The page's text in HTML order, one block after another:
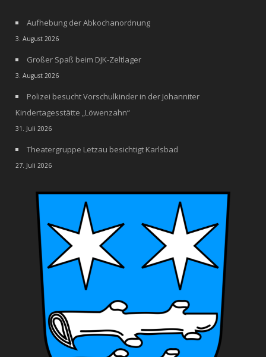
Aufhebung der Abkochanordnung
3. August 2026
Großer Spaß beim DJK-Zeltlager
3. August 2026
Polizei besucht Vorschulkinder in der Johanniter
Kindertagesstätte „Löwenzahn“
31. Juli 2026
Theatergruppe Letzau besichtigt Karlsbad
27. Juli 2026